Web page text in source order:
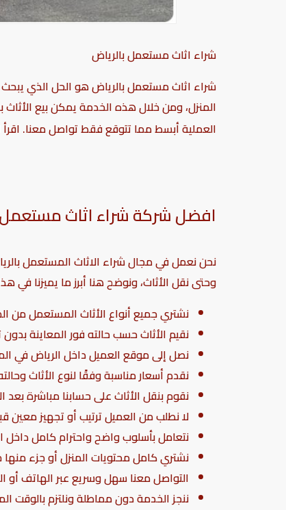
شراء اثاث مستعمل بالرياض
شراء اثاث مستعمل بالرياض هو الحل الذي يبحث
المنزل، ومن خلال هذه الخدمة يمكن بيع
العملية أبسط مما تتوقع فقط تواصل معنا. اقرأ
افضل شركة شراء اثاث مستعمل
نحن نعمل في مجال شراء الاثاث المستعمل
وحتى نقل الأثاث، ونوضح هنا أبرز ما يميزنا في
نشتري جميع أنواع الأثاث المستعمل من
نقيم الأثاث حسب حالته فور المعاينة بدون
نصل إلى موقع العميل داخل الرياض في
نقدم أسعار مناسبة وفقًا لنوع الأثاث
نقوم بنقل الأثاث على حسابنا مباشرة بعد
لا نطلب من العميل ترتيب أو تجهيز معين
نتعامل بأسلوب واضح واحترام كامل داخل
نشتري كامل محتويات المنزل أو جزء
التواصل معنا سهل وسريع عبر الهاتف أو
ننجز الخدمة دون مماطلة ونلتزم بالوقت